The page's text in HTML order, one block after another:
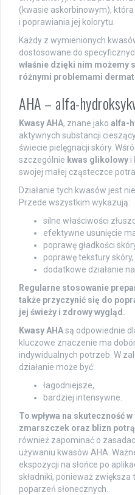
(kwasie askorbinowym),
i poprawiania jej kolorytu.
Każdy z wymienionych
dostosowane do
właśnie dzięki nim możemy
różnymi problemami
AHA – alfa-
Kwasy AHA, znane jako alfa-
aktywnych substancji
świecie pielęgnacji skóry.
szczególnie kwas glikolowy i
swojej małej cząsteczce
Działanie tych kwasów jest
Przede wszystkim wykazują:
silne właściwości
efektywne usunięcie
poprawę gładkości
poprawę tekstury skóry,
dodatkowe działanie
Regularne stosowanie
także przyczynić się do
jej świeży i zdrowy wygląd.
Kwasy AHAsą odpowiednie
kluczowe znaczenie ma
indywidualnych potrzeb. W
działanie może być:
łagodniejsze,
bardziej intensywne.
To wpływa na skuteczność
zmarszczek oraz blizn
również zapominać o
używaniu kwasów AHA.
ekspozycji na słońce po
składniki, ponieważ
poparzeń słonecznych.